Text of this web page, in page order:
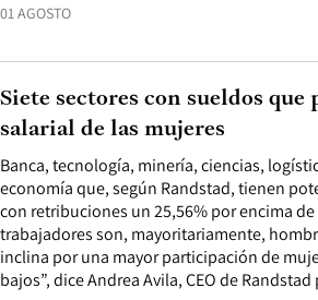
01 AGOSTO
Banca, tecnología, minería, ciencias,
economía que, según Randstad, tienen
con retribuciones un 25,56% por encima
trabajadores son, mayoritariamente,
inclina por una mayor participación de
bajos”, dice Andrea Avila, CEO de
Siete sectores con sueldos
salarial de las mujeres